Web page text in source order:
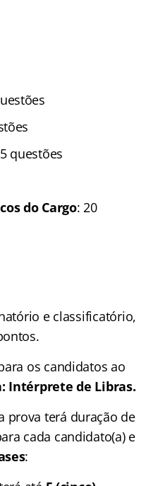
questões
do Cargo: 20
e classificatório,
os candidatos ao
Intérprete de Libras.
prova terá duração de
cada candidato(a) e
: